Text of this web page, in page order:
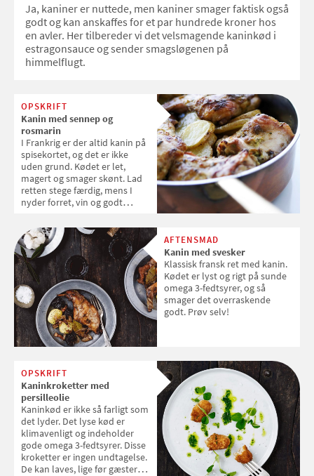
Ja, kaniner er nuttede, men kaniner smager faktisk også
godt og kan anskaffes for et par hundrede kroner hos
en avler. Her tilbereder vi det velsmagende kaninkød i
estragonsauce og sender smagsløgenen på
himmelflugt.
OPSKRIFT
Kanin med sennep og
rosmarin
I Frankrig er der altid kanin på
spisekortet, og det er ikke
uden grund. Kødet er let,
magert og smager skønt. Lad
retten stege færdig, mens I
nyder forret, vin og godt
AFTENSMAD
Kanin med svesker
Klassisk fransk ret med kanin.
Kødet er lyst og rigt på sunde
omega 3-fedtsyrer, og så
smager det overraskende
godt. Prøv selv!
OPSKRIFT
Kaninkroketter med
persilleolie
Kaninkød er ikke så farligt som
det lyder. Det lyse kød er
klimavenligt og indeholder
gode omega 3-fedtsyrer. Disse
kroketter er ingen undtagelse.
De kan laves, lige før gæsterne